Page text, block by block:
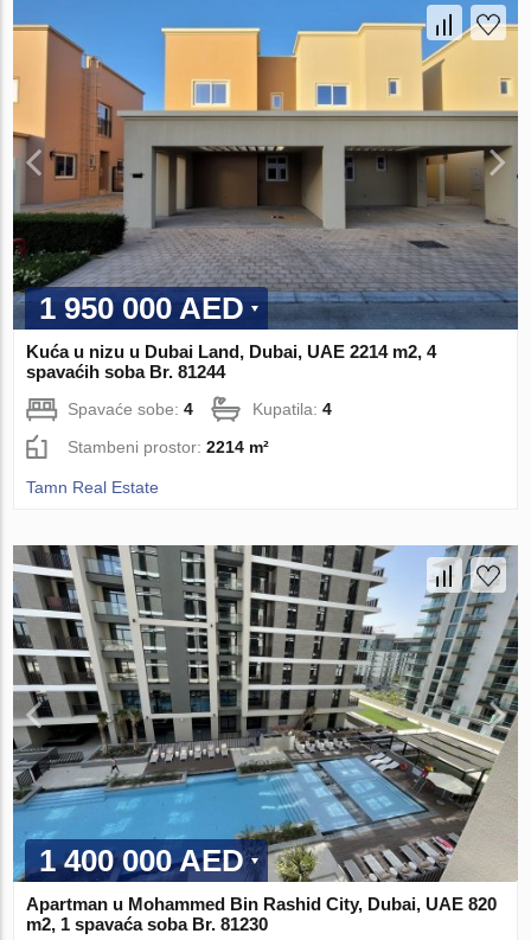
1 950 000 AED
Kuća u nizu u Dubai Land, Dubai, UAE 2214 m2, 4
spavaćih soba Br. 81244
Spavaće sobe:4 Kupatila:4
Stambeni prostor:2214 m²
Tamn Real Estate
1 400 000 AED
Apartman u Mohammed Bin Rashid City, Dubai, UAE 820
m2, 1 spavaća soba Br. 81230